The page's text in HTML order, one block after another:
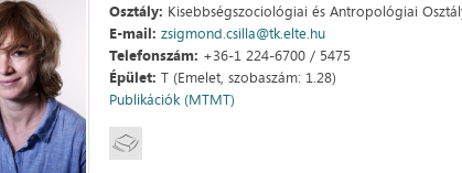
Osztály: Kisebbségszociológiai és Antropológiai
E-mail: zsigmond.csilla@tk.elte.hu
Telefonszám: +36-1 224-6700 / 5475
Épület: T (Emelet, szobaszám: 1.28)
Publikációk (MTMT)